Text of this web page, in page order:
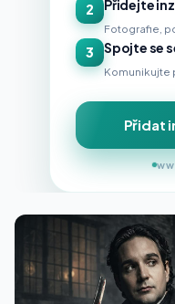
2 Přidejte
Fotografie,
3 Spojte se
Komunikujte
Přidat